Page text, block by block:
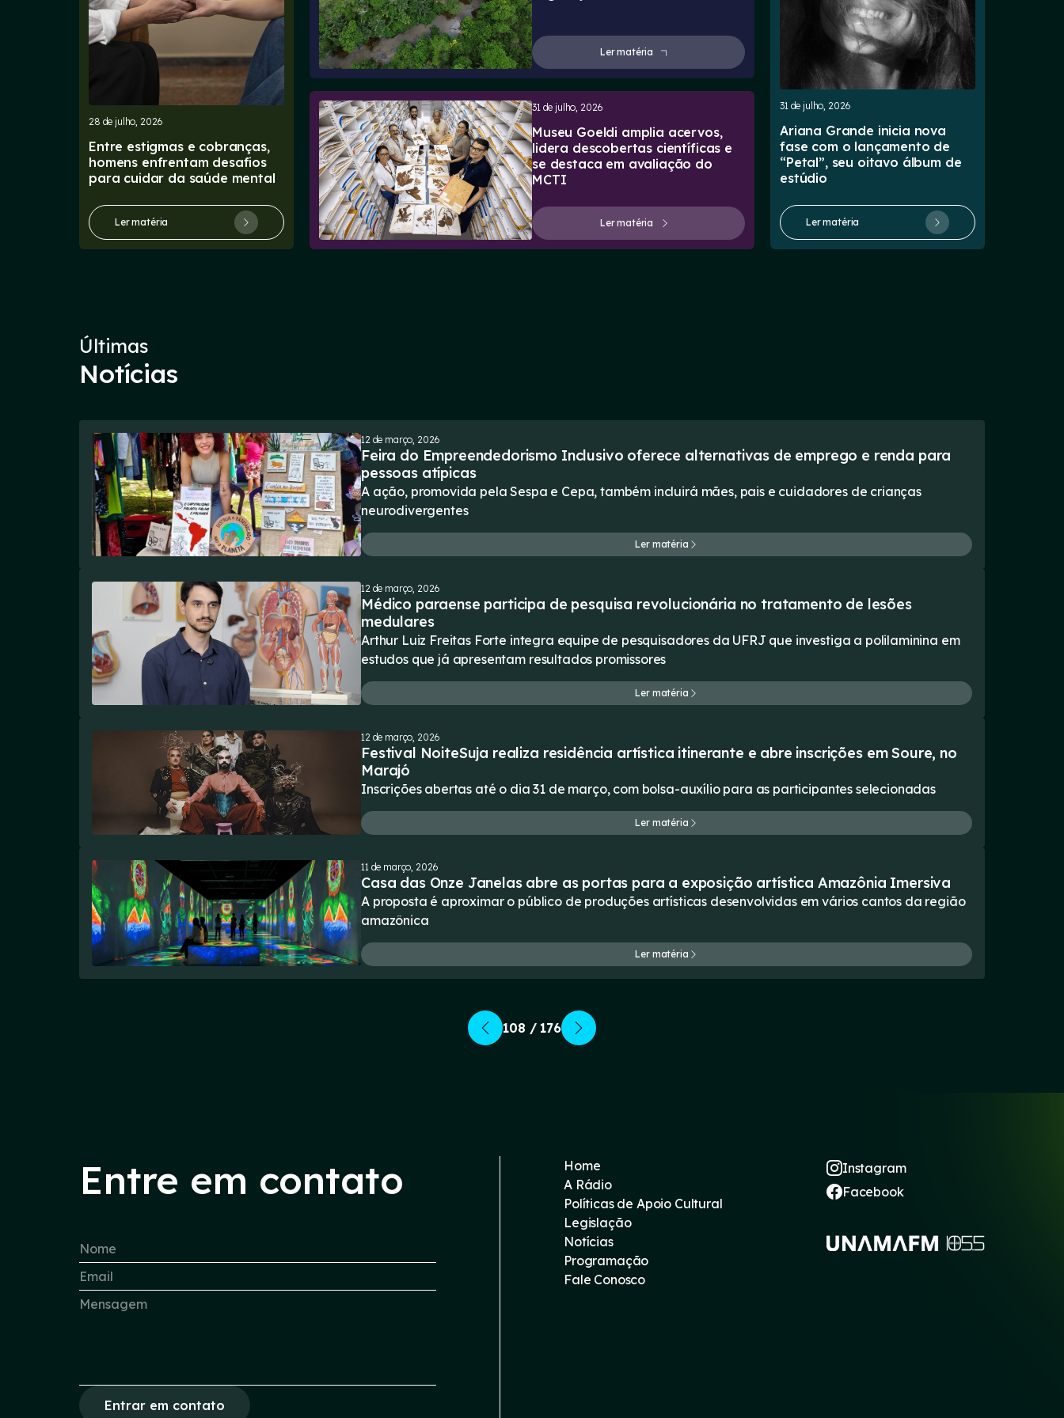
28 de julho, 2026
Entre estigmas e cobranças,
homens enfrentam desafios
para cuidar da saúde mental
Ler matéria
Ler matéria
31 de julho, 2026
Museu Goeldi amplia acervos,
lidera descobertas científicas e
se destaca em avaliação do
MCTI
Ler matéria
31 de julho, 2026
Ariana Grande inicia nova
fase com o lançamento de
“Petal”, seu oitavo álbum de
estúdio
Ler matéria
Últimas
Notícias
12 de março, 2026
Feira do Empreendedorismo Inclusivo oferece alternativas de emprego e renda para
pessoas atípicas
A ação, promovida pela Sespa e Cepa, também incluirá mães, pais e cuidadores de crianças
neurodivergentes
Ler matéria
12 de março, 2026
Médico paraense participa de pesquisa revolucionária no tratamento de lesões
medulares
Arthur Luiz Freitas Forte integra equipe de pesquisadores da UFRJ que investiga a polilaminina em
estudos que já apresentam resultados promissores
Ler matéria
12 de março, 2026
Festival NoiteSuja realiza residência artística itinerante e abre inscrições em Soure, no
Marajó
Inscrições abertas até o dia 31 de março, com bolsa-auxílio para as participantes selecionadas
Ler matéria
11 de março, 2026
Casa das Onze Janelas abre as portas para a exposição artística Amazônia Imersiva
A proposta é aproximar o público de produções artísticas desenvolvidas em vários cantos da região
amazônica
Ler matéria
108 / 176
Entre em contato
Entrar em contato
Home
A Rádio
Políticas de Apoio Cultural
Legislação
Notícias
Programação
Fale Conosco
Instagram
Facebook